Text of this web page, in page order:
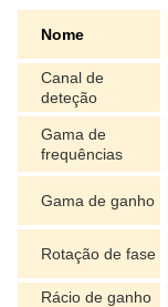
Nome
Canal de
deteção
Gama de
frequências
Gama de ganho
Rotação de fase
Rácio de ganho